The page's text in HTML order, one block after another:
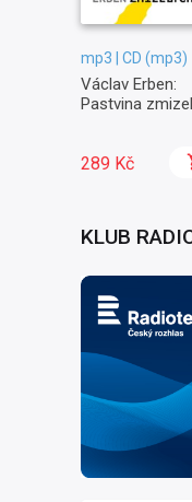
mp3 | CD (mp3)
Václav Erben:
Pastvina
289 Kč
KLUB